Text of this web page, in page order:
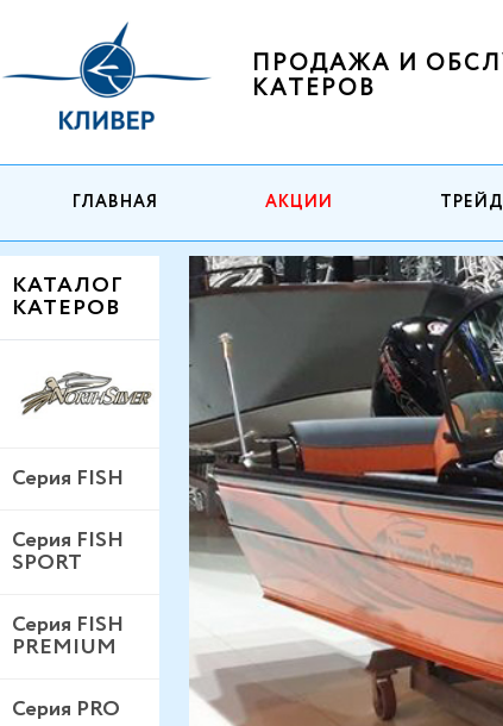
ПРОДАЖА И
КАТЕРОВ
ГЛАВНАЯ АКЦИИ
КАТАЛОГ
КАТЕРОВ
Серия FISH
Серия FISH
SPORT
Серия FISH
PREMIUM
Серия PRO